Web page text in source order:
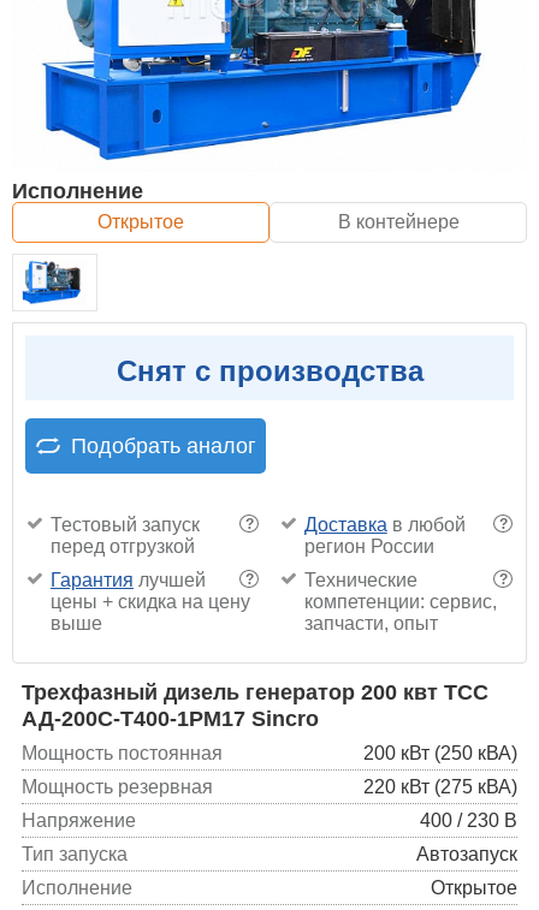
Исполнение
Открытое В контейнере
Снят с производства
Подобрать аналог
?
Тестовый запуск
перед отгрузкой
?
Доставка в любой
регион России
?
Гарантия лучшей
цены + скидка на цену
выше
?
Технические
компетенции: сервис,
запчасти, опыт
Трехфазный дизель генератор 200 квт ТСС
АД-200С-Т400-1РМ17 Sincro
Мощность постоянная
200 кВт (250 кВА)
Мощность резервная
220 кВт (275 кВА)
Напряжение
400 / 230 В
Тип запуска
Автозапуск
Исполнение
Открытое